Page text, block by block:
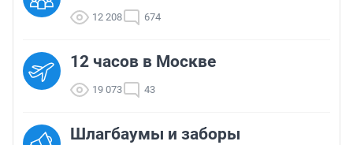
12 208 674
12 часов в Москве
19 073 43
Шлагбаумы и заборы